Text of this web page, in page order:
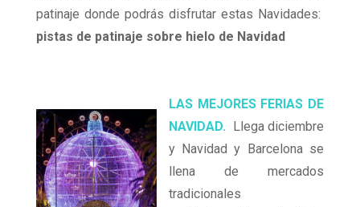
patinaje donde podrás disfrutar estas Navidades:
pistas de patinaje sobre hielo de Navidad
LAS MEJORES FERIAS DE
NAVIDAD. Llega diciembre
y Navidad y Barcelona se
llena de mercados
tradicionales